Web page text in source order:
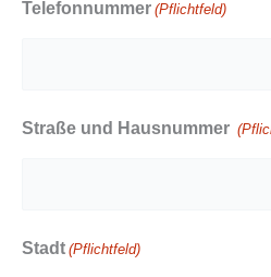
Telefonnummer (Pflichtfeld)
Straße und Hausnummer
Stadt (Pflichtfeld)